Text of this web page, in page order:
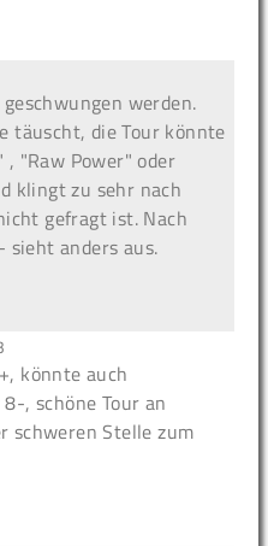
werden.
täuscht, die Tour könnte
, "Raw Power" oder
klingt zu sehr nach
gefragt ist. Nach
sieht anders aus.
könnte auch
, schöne Tour an
schweren Stelle zum